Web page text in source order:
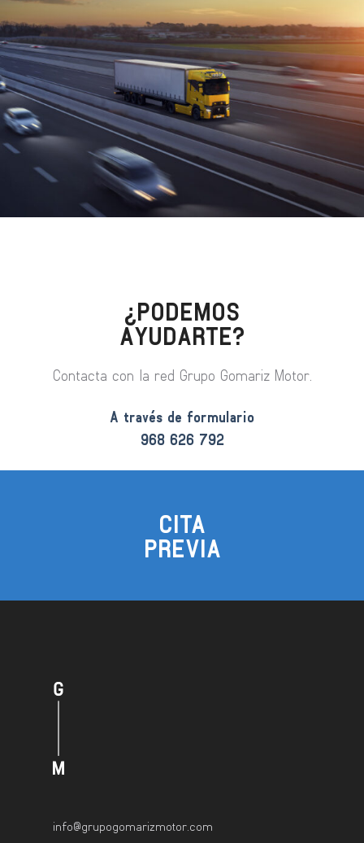
¿PODEMOS
AYUDARTE?
Contacta con la red Grupo Gomariz Motor.
A través de formulario
968 626 792
CITA
PREVIA
info@grupogomarizmotor.com